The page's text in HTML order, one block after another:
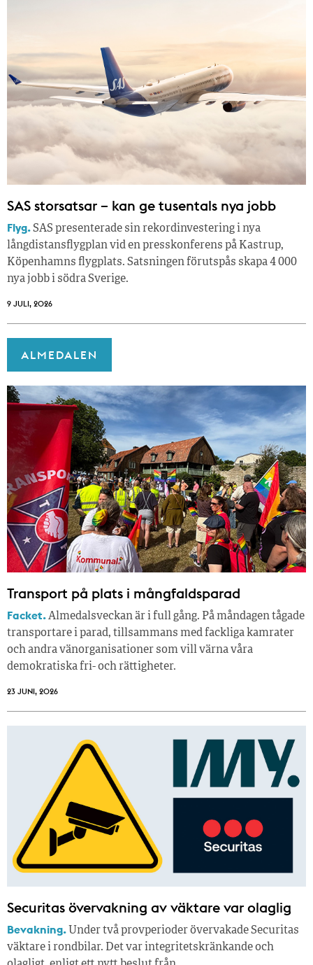
SAS storsatsar – kan ge tusentals nya jobb
Flyg.SAS presenterade sin rekordinvestering i nya
långdistansflygplan vid en presskonferens på Kastrup,
Köpenhamns flygplats. Satsningen förutspås skapa 4 000
nya jobb i södra Sverige.
9 JULI, 2026
ALMEDALEN
Transport på plats i mångfaldsparad
Facket.Almedalsveckan är i full gång. På måndagen tågade
transportare i parad, tillsammans med fackliga kamrater
och andra vänorganisationer som vill värna våra
demokratiska fri- och rättigheter.
23 JUNI, 2026
Securitas övervakning av väktare var olaglig
Bevakning. Under två provperioder övervakade Securitas
väktare i rondbilar. Det var integritetskränkande och